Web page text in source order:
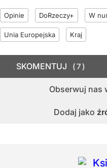
Opinie DoRzeczy+ W
Unia Europejska Kraj
Obserwuj nas
Dodaj jako
SKOMENTUJ 7